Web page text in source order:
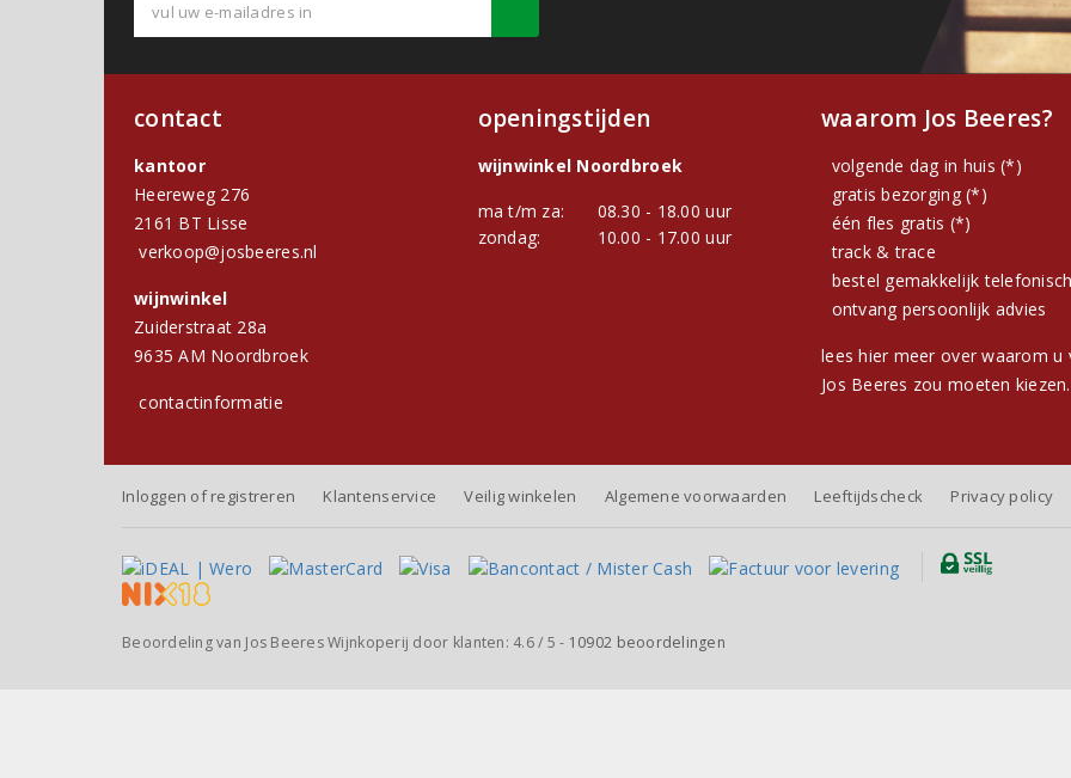
contact
kantoor
Heereweg 276
2161 BT Lisse
verkoop@josbeeres.nl
wijnwinkel
Zuiderstraat 28a
9635 AM Noordbroek
contactinformatie
openingstijden
wijnwinkel Noordbroek
ma t/m za:
08.30 - 18.00 uur
zondag:
10.00 - 17.00 uur
waarom Jos Beeres?
volgende dag in huis (*)
gratis bezorging (*)
één fles gratis (*)
track & trace
bestel gemakkelijk
ontvang persoonlijk advies
lees hier meer over waarom u
Jos Beeres zou moeten kiezen.
Inloggen of registreren Klantenservice Veilig winkelen Algemene voorwaarden Leeftijdscheck Privacy policy
Beoordeling van Jos Beeres Wijnkoperij door klanten: 4.6/ 5 - 10902 beoordelingen